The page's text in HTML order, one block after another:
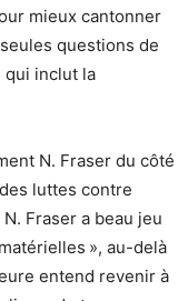
mieux cantonner
questions de
qui inclut la
N. Fraser du côté
luttes contre
N. Fraser a beau jeu
», au-delà
entend revenir à